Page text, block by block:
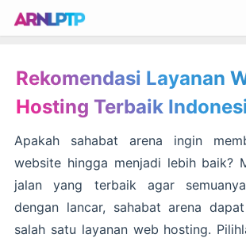
Rekomendasi Layanan
Hosting Terbaik
Apakah sahabat arena ingin
website hingga menjadi lebih baik?
jalan yang terbaik agar
dengan lancar, sahabat arena
salah satu layanan web hosting.